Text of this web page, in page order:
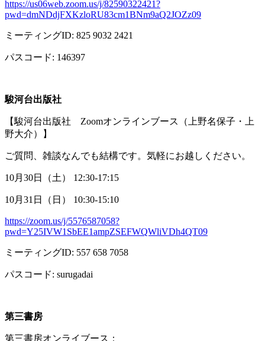
https://us06web.zoom.us/j/82590322421?
pwd=dmNDdjFXKzloRU83cm1BNm9aQ2JOZz09
ミーティングID: 825 9032 2421
パスコード: 146397
駿河台出版社
【駿河台出版社 Zoomオンラインブース（上野名保子・上
野大介）】
ご質問、雑談なんでも結構です。気軽にお越しください。
10月 30日（土） 12:30-17:15
10月 31 日（日） 10:30-15:10
https://zoom.us/j/5576587058?
pwd=Y25IVW1SbEE1ampZSEFWQWliVDh4QT09
ミーティングID: 557 658 7058
パスコード: surugadai
第三書房
第三書房オンライブース：